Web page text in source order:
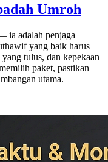
Umroh
ia adalah penjaga
yang baik harus
tulus, dan kepekaan
paket, pastikan
utama.